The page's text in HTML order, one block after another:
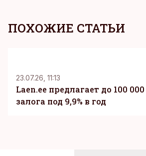
ПОХОЖИЕ СТАТЬИ
23.07.26, 11:13
Laen.ee предлагает до 100
залога под 9,9% в год